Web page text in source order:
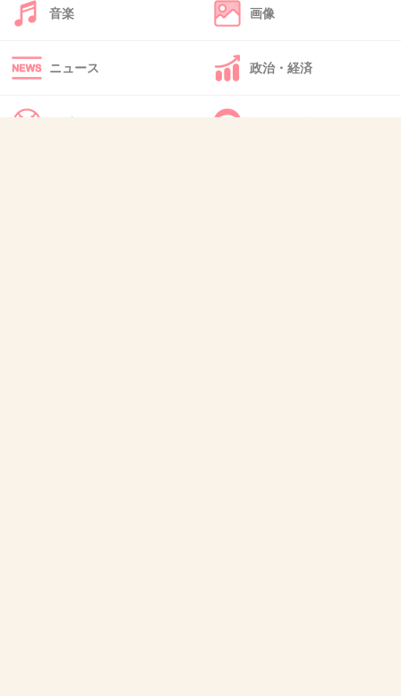
間では何も表現できないと思う。
44. 匿名 2014/06/24(火) 12:51:21
音楽 画像
ニュース 政治・経済